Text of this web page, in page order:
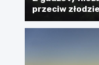
przeciw